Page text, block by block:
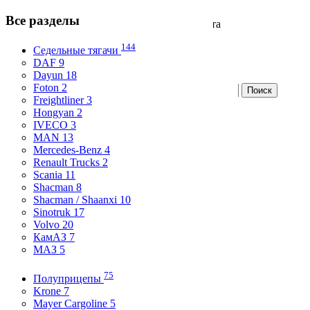
Продажа и аренда коммерческого транспорта
Избранное
Разместите бесплатно
Все разделы
Skip to content
Главная
Статистика
О компании
Контакты
Все разделы
Седельные тягачи 144
DAF 9
Dayun 18
Foton 2
Freightliner 3
Hongyan 2
IVECO 3
MAN 13
Mercedes-Benz 4
Renault Trucks 2
Scania 11
Shacman 8
Shacman / Shaanxi 10
Sinotruk 17
Volvo 20
КамАЗ 7
МАЗ 5
Полуприцепы 75
Krone 7
Mayer Cargoline 5
2022 года
Спецтехника
2 200 000
≈ 26 700